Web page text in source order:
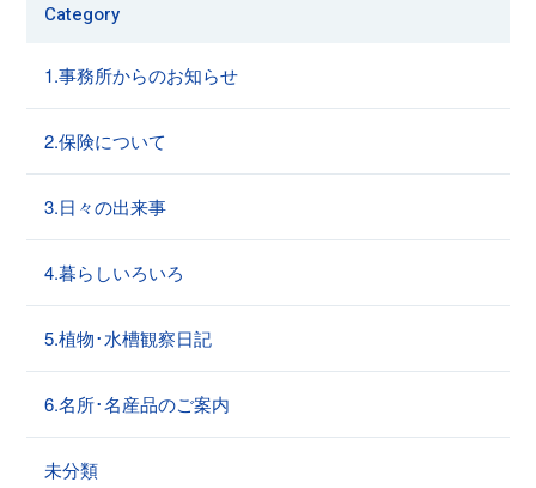
Category
1.事務所からのお知らせ
2.保険について
3.日々の出来事
4.暮らしいろいろ
5.植物･水槽観察日記
6.名所･名産品のご案内
未分類